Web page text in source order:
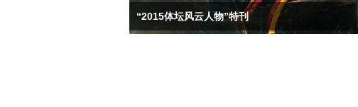
“2015体坛风云人物”特刊